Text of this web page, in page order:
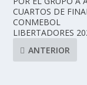
CUARTOS DE
CONMEBOL
LIBERTADORES
ANTERIOR